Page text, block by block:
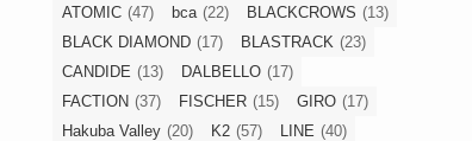
ATOMIC (47) bca (22) BLACKCROWS (13)
BLACK DIAMOND (17) BLASTRACK (23)
CANDIDE (13) DALBELLO (17)
FACTION (37) FISCHER (15) GIRO (17)
Hakuba Valley (20) K2 (57) LINE (40)